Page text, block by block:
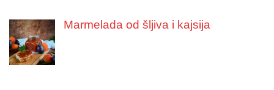
Marmelada od šljiva i kajsija